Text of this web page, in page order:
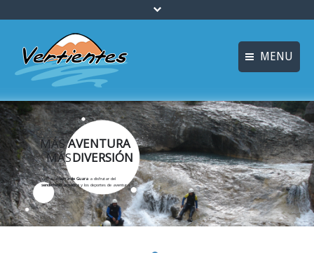
MENU
ESPAÑOL
FRANÇAIS
Languages
HOME
ACTIVITIES
CANYONING
ACCOMMODATION
MULTI-ADVENTURE
AVENTURA
MÁSDIVERSIÓN
Ven a laSierra de Guaraa disfrutar del
senderismo acuáticoy los deportes de aventura.
MÁS